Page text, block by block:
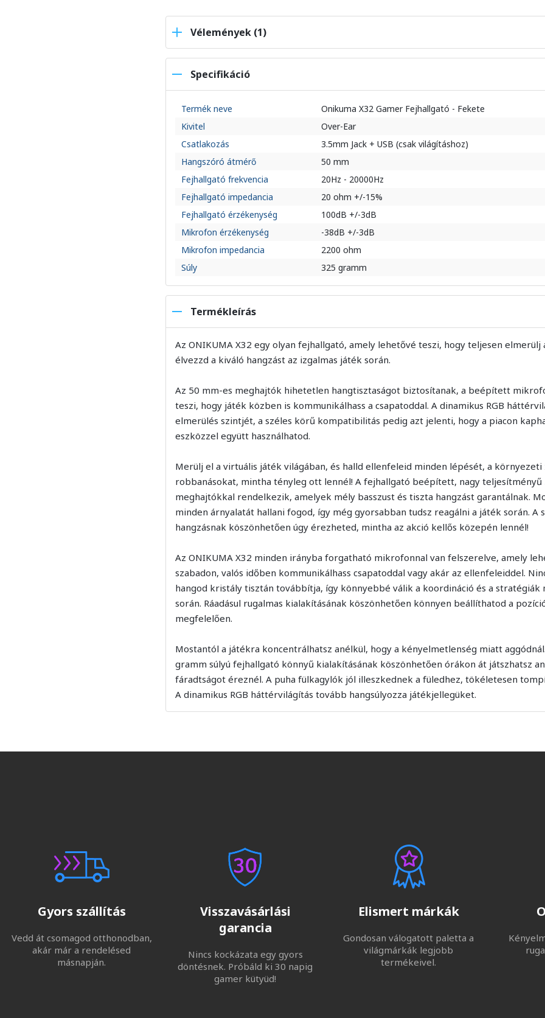
Vélemények (1)
Specifikáció
Termék neve
Onikuma X32 Gamer Fejhallgató - Fekete
Kivitel
Over-Ear
Csatlakozás
3.5mm Jack + USB (csak világításhoz)
Hangszóró átmérő
50 mm
Fejhallgató frekvencia
20Hz - 20000Hz
Fejhallgató impedancia
20 ohm +/-15%
Fejhallgató érzékenység
100dB +/-3dB
Mikrofon érzékenység
-38dB +/-3dB
Mikrofon impedancia
2200 ohm
Súly
325 gramm
Termékleírás
Az ONIKUMA X32 egy olyan fejhallgató, amely lehetővé teszi, hogy teljesen elmerülj
élvezzd a kiváló hangzást az izgalmas játék során.
Az 50 mm-es meghajtók hihetetlen hangtisztaságot biztosítanak, a beépített
teszi, hogy játék közben is kommunikálhass a csapatoddal. A dinamikus RGB
elmerülés szintjét, a széles körű kompatibilitás pedig azt jelenti, hogy a piacon
eszközzel együtt használhatod.
Merülj el a virtuális játék világában, és halld ellenfeleid minden lépését, a környezeti
robbanásokat, mintha tényleg ott lennél! A fejhallgató beépített, nagy teljesítményű
meghajtókkal rendelkezik, amelyek mély basszust és tiszta hangzást garantálnak.
minden árnyalatát hallani fogod, így még gyorsabban tudsz reagálni a játék során. A
hangzásnak köszönhetően úgy érezheted, mintha az akció kellős közepén lennél!
Az ONIKUMA X32 minden irányba forgatható mikrofonnal van felszerelve, amely
szabadon, valós időben kommunikálhass csapatoddal vagy akár az ellenfeleiddel.
hangod kristály tisztán továbbítja, így könnyebbé válik a koordináció és a stratégiák
során. Ráadásul rugalmas kialakításának köszönhetően könnyen beállíthatod a
megfelelően.
Mostantól a játékra koncentrálhatsz anélkül, hogy a kényelmetlenség miatt
gramm súlyú fejhallgató könnyű kialakításának köszönhetően órákon át játszhatsz
fáradtságot éreznél. A puha fülkagylók jól illeszkednek a füledhez, tökéletesen
A dinamikus RGB háttérvilágítás tovább hangsúlyozza játékjellegüket.
Gyors szállítás
Vedd át csomagod otthonodban,
akár már a rendelésed
másnapján.
Visszavásárlási
garancia
Nincs kockázata egy gyors
döntésnek. Próbáld ki 30 napig
gamer kütyüd!
Elismert márkák
Gondosan válogatott paletta a
világmárkák legjobb
termékeivel.